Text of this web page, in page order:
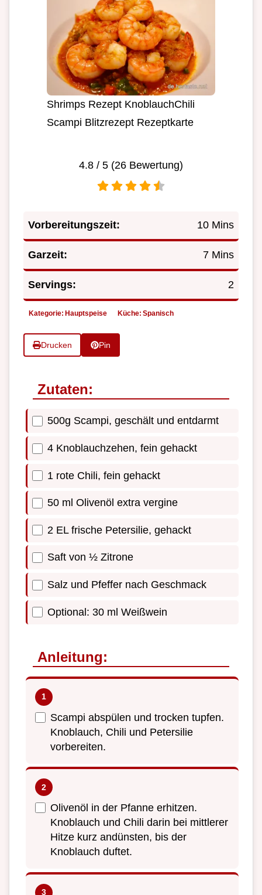
Shrimps Rezept KnoblauchChili
Scampi Blitzrezept Rezeptkarte
4.8 / 5 (26 Bewertung)
Vorbereitungszeit: 10 Mins
Garzeit: 7 Mins
Servings: 2
Kategorie: Hauptspeise Küche: Spanisch
Drucken Pin
Zutaten:
500g Scampi, geschält und entdarmt
4 Knoblauchzehen, fein gehackt
1 rote Chili, fein gehackt
50 ml Olivenöl extra vergine
2 EL frische Petersilie, gehackt
Saft von ½ Zitrone
Salz und Pfeffer nach Geschmack
Optional: 30 ml Weißwein
Anleitung:
Scampi abspülen und trocken tupfen.
Knoblauch, Chili und Petersilie
vorbereiten.
Olivenöl in der Pfanne erhitzen.
Knoblauch und Chili darin bei mittlerer
Hitze kurz andünsten, bis der
Knoblauch duftet.